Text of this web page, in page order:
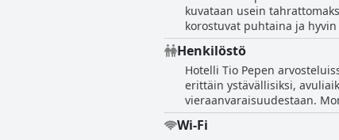
suurelta osin mukavaan
kuvataan usein
korostuvat puhtaina ja
myös hotellin erinomaista
Siisteyden ohella vieraat
veden. Henkilökunta
Vähäisistä
kaikkiaan Hotel Tio Pepeä
Henkilöstö
Hotelli Tio Pepen
erittäin ystävällisiksi,
vieraanvaraisuudestaan.
Myös johto ja omistajat saavat kiitosta
jatkuvasti vaikutuksen
Wi-Fi